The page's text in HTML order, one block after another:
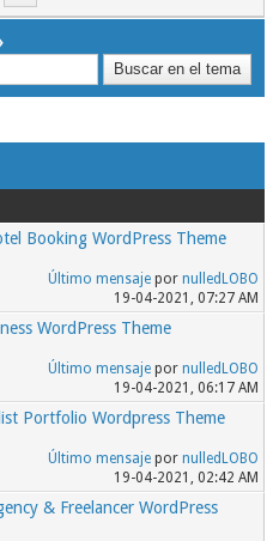
Booking WordPress Theme
Último mensajepor nulledLOBO
19-04-2021, 07:27 AM
WordPress Theme
Último mensajepor nulledLOBO
19-04-2021, 06:17 AM
Portfolio Wordpress Theme
Último mensajepor nulledLOBO
19-04-2021, 02:42 AM
& Freelancer WordPress